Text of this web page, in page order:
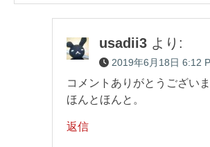
usadii3 より:
2019年6月18日 6:12
コメントありがとうございま
ほんとほんと。
返信